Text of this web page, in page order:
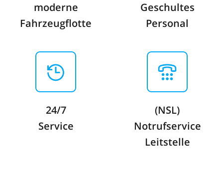
moderne
Fahrzeugflotte
Geschultes
Personal
24/7
Service
(NSL)
Notrufservice
Leitstelle